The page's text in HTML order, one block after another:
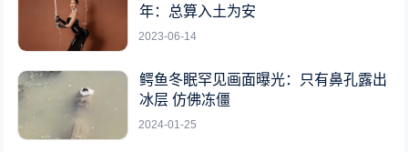
年：总算入土为安
2023-06-14
鳄鱼冬眠罕见画面曝光：只有鼻孔露出
冰层 仿佛冻僵
2024-01-25